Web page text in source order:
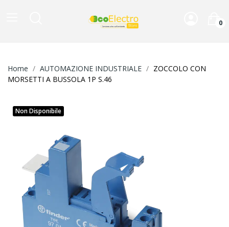
0
Home AUTOMAZIONE INDUSTRIALE
ZOCCOLO CON
MORSETTI A BUSSOLA 1P S.46
Non Disponibile